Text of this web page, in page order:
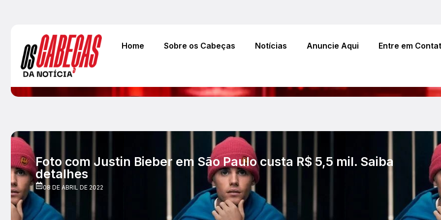
Home Sobre os Cabeças Notícias Anuncie Aqui Entre em
Foto com Justin Bieber em São Paulo custa R$ 5,5 mil. Saiba
detalhes
08 DE ABRIL DE 2022